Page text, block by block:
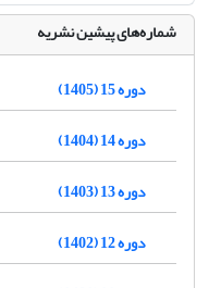
شماره‌های پیشین نشریه
دوره 15 (1405)
دوره 14 (1404)
دوره 13 (1403)
دوره 12 (1402)